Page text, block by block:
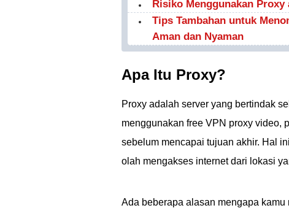
Risiko Menggunakan Proxy
Tips Tambahan untuk
Aman dan Nyaman
Apa Itu Proxy?
Proxy adalah server yang bertindak
menggunakan free VPN proxy video,
sebelum mencapai tujuan akhir. Hal
olah mengakses internet dari lokasi
Ada beberapa alasan mengapa